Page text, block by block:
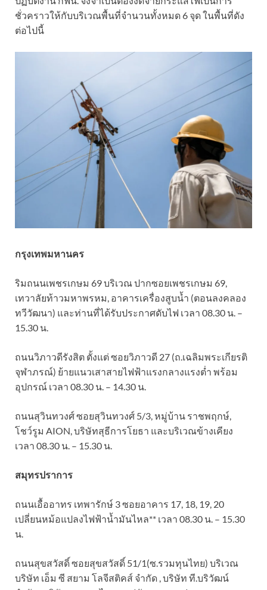
ชั่วคราวให้กับบริเวณพื้นที่จำนวนทั้งหมด 6 จุด ในพื้นที่ดัง
ต่อไปนี้
กรุงเทพมหานคร
ริมถนนเพชรเกษม 69 บริเวณ ปากซอยเพชรเกษม 69,
เทวาลัยท้าวมหาพรหม, อาคารเครื่องสูบน้ำ (ตอนลงคลอง
ทวีวัฒนา) และท่านที่ได้รับประกาศดับไฟ เวลา 08.30 น. –
15.30 น.
ถนนวิภาวดีรังสิต ตั้งแต่ ซอยวิภาวดี 27 (ถ.เฉลิมพระเกียรติ
จุฬาภรณ์) ย้ายแนวเสาสายไฟฟ้าแรงกลางแรงต่ำ พร้อม
อุปกรณ์ เวลา 08.30 น. – 14.30 น.
ถนนสุวินทวงศ์ ซอยสุวินทวงศ์ 5/3, หมู่บ้าน ราชพฤกษ์,
โชว์รูม AION, บริษัทสุธีการโยธา และบริเวณข้างเคียง
เวลา 08.30 น. – 15.30 น.
สมุทรปราการ
ถนนเอื้ออาทร เทพารักษ์ 3 ซอยอาคาร 17, 18, 19, 20
เปลี่ยนหม้อแปลงไฟฟ้าน้ำมันไหล** เวลา 08.30 น. – 15.30
น.
ถนนสุขสวัสดิ์ ซอยสุขสวัสดิ์ 51/1(ซ.รวมทุนไทย) บริเวณ
บริษัท เอ็ม ซี สยาม โลจีสติคส์ จำกัด , บริษัท ที.บริวัฒน์